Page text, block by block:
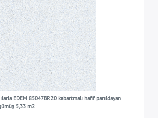
EDEM 85047BR20 kabartmalı hafif parıldayan
5,33 m2